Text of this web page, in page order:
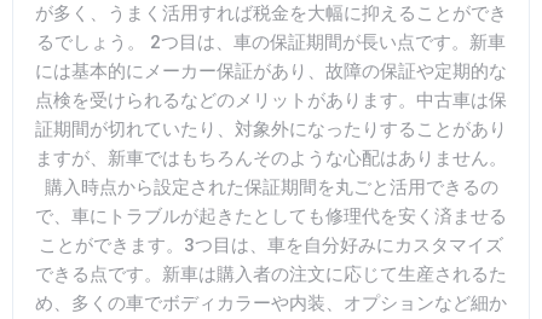
が多く、うまく活用すれば税金を大幅に抑えることができ
るでしょう。 2つ目は、車の保証期間が長い点です。新車
には基本的にメーカー保証があり、故障の保証や定期的な
点検を受けられるなどのメリットがあります。中古車は保
証期間が切れていたり、対象外になったりすることがあり
ますが、新車ではもちろんそのような心配はありません。
購入時点から設定された保証期間を丸ごと活用できるの
で、車にトラブルが起きたとしても修理代を安く済ませる
ことができます。3つ目は、車を自分好みにカスタマイズ
できる点です。新車は購入者の注文に応じて生産されるた
め、多くの車でボディカラーや内装、オプションなど細か